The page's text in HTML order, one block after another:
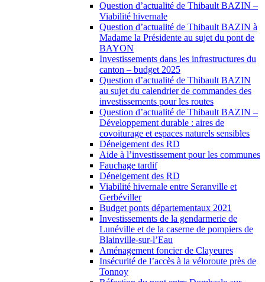
Question d’actualité de Thibault BAZIN –
Viabilité hivernale
Question d’actualité de Thibault BAZIN à
Madame la Présidente au sujet du pont de
BAYON
Investissements dans les infrastructures du
canton – budget 2025
Question d’actualité de Thibault BAZIN
au sujet du calendrier de commandes des
investissements pour les routes
Question d’actualité de Thibault BAZIN –
Développement durable : aires de
covoiturage et espaces naturels sensibles
Déneigement des RD
Aide à l’investissement pour les communes
Fauchage tardif
Déneigement des RD
Viabilité hivernale entre Seranville et
Gerbéviller
Budget ponts départementaux 2021
Investissements de la gendarmerie de
Lunéville et de la caserne de pompiers de
Blainville-sur-l’Eau
Aménagement foncier de Clayeures
Insécurité de l’accès à la véloroute près de
Tonnoy